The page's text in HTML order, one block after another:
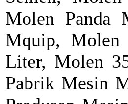
Molen Panda
Mquip,
Liter, Molen
Pabrik Mesin